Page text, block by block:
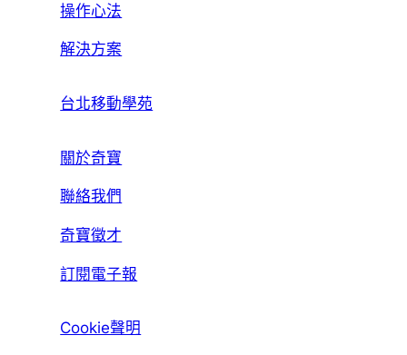
操作心法
解決方案
台北移動學苑
關於奇寶
聯絡我們
奇寶徵才
訂閱電子報
Cookie聲明